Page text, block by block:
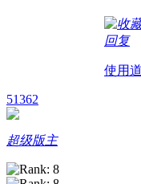
回复
使用
51362
超级版主